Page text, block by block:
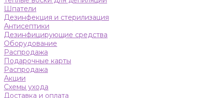
Шпатели
Дезинфекция и стерилизация
Антисептики
Дезинфицирующие средства
Оборудование
Распродажа
Подарочные карты
Распродажа
Акции
Схемы ухода
Доставка и оплата